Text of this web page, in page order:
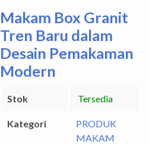
Makam Box Granit
Tren Baru dalam
Desain Pemakaman
Modern
Stok Tersedia
Kategori
PRODUK
MAKAM